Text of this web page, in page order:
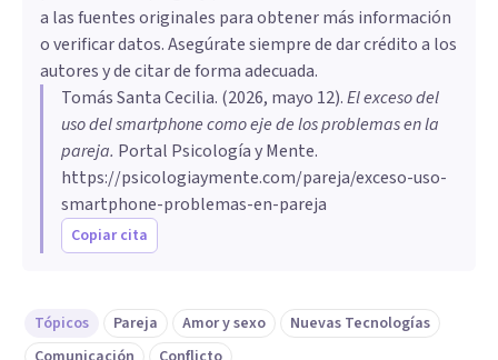
a las fuentes originales para obtener más información
o verificar datos. Asegúrate siempre de dar crédito a los
autores y de citar de forma adecuada.
Tomás Santa Cecilia. (2026, mayo 12).El exceso del
uso del smartphone como eje de los problemas en la
pareja. Portal Psicología y Mente.
https://psicologiaymente.com/pareja/exceso-uso-
smartphone-problemas-en-pareja
Copiar cita
Tópicos Pareja Amor y sexo
Nuevas Tecnologías